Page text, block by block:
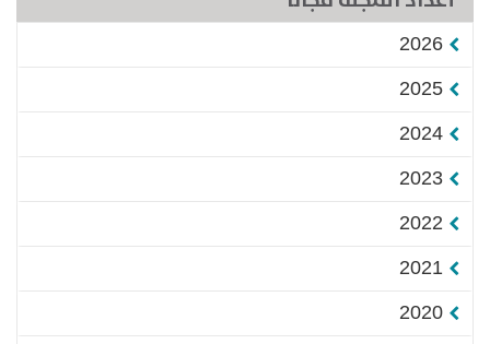
2026
2025
2024
2023
2022
2021
2020